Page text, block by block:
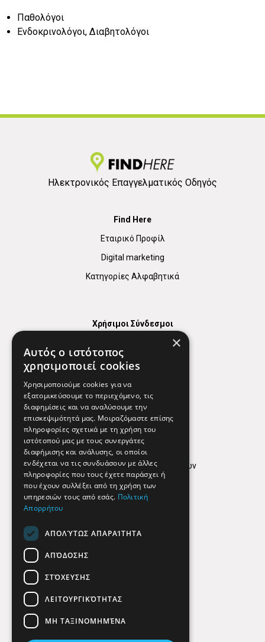
Παθολόγοι
Ενδοκρινολόγοι, Διαβητολόγοι
Ηλεκτρονικός Επαγγελματικός Οδηγός
Find Here
Εταιρικό Προφίλ
Digital marketing
Κατηγορίες Αλφαβητικά
Χρήσιμοι Σύνδεσμοι
Χρήσιμα Τηλέφωνα
Εφημερεύοντα Φαρμακεία
Απόρρητο
Όροι Χρήσης
Πολιτική προστασίας δεδομένων
Findhere
Social Media
×
Αυτός ο ιστότοπος
χρησιμοποιεί cookies
Χρησιμοποιούμε cookies για να
εξατομικεύσουμε το περιεχόμενο, τις
διαφημίσεις και να αναλύσουμε την
επισκεψιμότητά μας. Μοιραζόμαστε επίσης
πληροφορίες σχετικά με τη χρήση του
ιστότοπού μας με τους συνεργάτες
διαφήμισης και ανάλυσης, οι οποίοι
ενδέχεται να τις συνδυάσουν με άλλες
πληροφορίες που τους έχετε παράσχει ή
που έχουν συλλέξει από τη χρήση των
υπηρεσιών τους από εσάς. Πολιτική
Απορρήτου
ΑΠΟΛΎΤΩΣ ΑΠΑΡΑΊΤΗΤΑ
ΑΠΌΔΟΣΗΣ
ΣΤΌΧΕΥΣΗΣ
ΛΕΙΤΟΥΡΓΙΚΌΤΗΤΑΣ
ΜΗ ΤΑΞΙΝΟΜΗΜΈΝΑ